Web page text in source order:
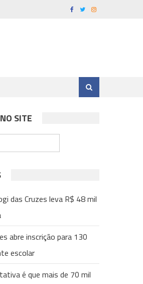
SITE
por:
das Cruzes leva R$ 48 mil
abre inscrição para 130
escolar
é que mais de 70 mil